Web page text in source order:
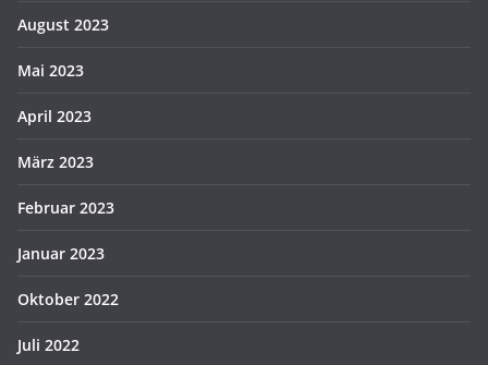
August 2023
Mai 2023
April 2023
März 2023
Februar 2023
Januar 2023
Oktober 2022
Juli 2022